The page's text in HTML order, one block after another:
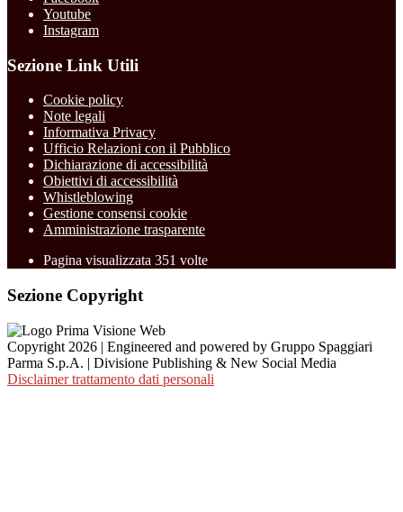
Youtube
Instagram
Sezione Link Utili
Cookie policy
Note legali
Informativa Privacy
Ufficio Relazioni con il Pubblico
Dichiarazione di accessibilità
Obiettivi di accessibilità
Whistleblowing
Gestione consensi cookie
Amministrazione trasparente
Pagina visualizzata 351 volte
Sezione Copyright
Copyright 2026 | Engineered and powered by Gruppo Spaggiari
Parma S.p.A. | Divisione Publishing & New Social Media
Disclaimer trattamento dati personali